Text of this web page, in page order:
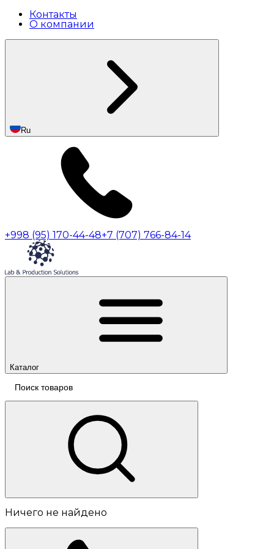
Контакты
О компании
Ru
+998 (95) 170-44-48+7 (707) 766-84-14
Каталог
Ничего не найдено